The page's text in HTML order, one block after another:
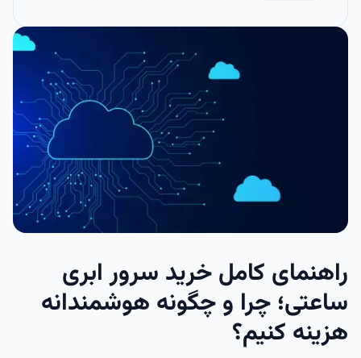
ایران ساعتی با بالاترین کیفیت و کمترین قیمت هستید، این
هوشمندانه‌تر هزینه کنید.
راهنمای کامل خرید سرور ابری
ساعتی؛ چرا و چگونه هوشمندانه
هزینه کنیم؟